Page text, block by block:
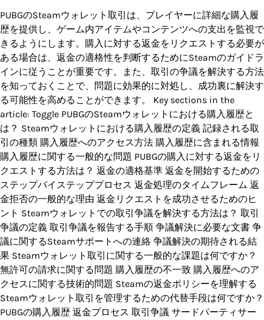
PUBGのSteamウォレット取引は、プレイヤーに詳細な購入履
歴を提供し、ゲーム内アイテムやコンテンツへの支出を監視で
きるようにします。購入に対する返金をリクエストする必要が
ある場合は、返金の適格性を判断するためにSteamのガイドラ
インに従うことが重要です。また、取引の争議を解決する方法
を知っておくことで、問題に効果的に対処し、成功裏に解決す
る可能性を高めることができます。 Key sections in the
article: Toggle PUBGのSteamウォレットにおける購入履歴と
は？ Steamウォレットにおける購入履歴の定義 記録される取
引の種類 購入履歴へのアクセス方法 購入履歴に含まれる情報
購入履歴に関する一般的な問題 PUBGの購入に対する返金をリ
クエストする方法は？ 返金の適格基準 返金を開始するための
ステップバイステッププロセス 返金処理のタイムフレーム 返
金拒否の一般的な理由 返金リクエストを成功させるためのヒ
ント Steamウォレットでの取引争議を解決する方法は？ 取引
争議の定義 取引争議を報告する手順 争議解決に必要な文書 争
議に関するSteamサポートへの連絡 争議解決の期待される結
果 Steamウォレット取引に関する一般的な課題は何ですか？
無許可の請求に関する問題 購入履歴の不一致 購入履歴へのア
クセスに関する技術的問題 Steamの返金ポリシーを理解する
Steamウォレット取引を管理するための代替手段は何ですか？
PUBGの購入履歴 返金プロセス 取引争議 サードパーティサー